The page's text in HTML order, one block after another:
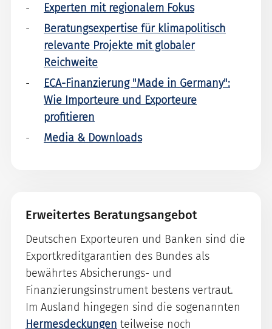
Experten mit regionalem Fokus
Beratungsexpertise für klimapolitisch
relevante Projekte mit globaler
Reichweite
ECA-Finanzierung "Made in Germany":
Wie Importeure und Exporteure
profitieren
Media & Downloads
Erweitertes Beratungsangebot
Deutschen Exporteuren und Banken sind die
Exportkreditgarantien des Bundes als
bewährtes Absicherungs- und
Finanzierungsinstrument bestens vertraut.
Im Ausland hingegen sind die sogenannten
Hermesdeckungen teilweise noch